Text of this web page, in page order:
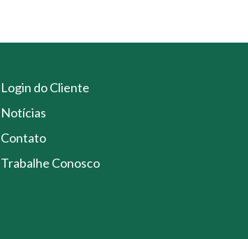
Login do Cliente
Notícias
Contato
Trabalhe Conosco